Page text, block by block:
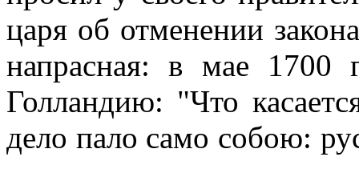
царя об отменении
напрасная: в мае 1700
Голландию: "Что
дело пало само собою: